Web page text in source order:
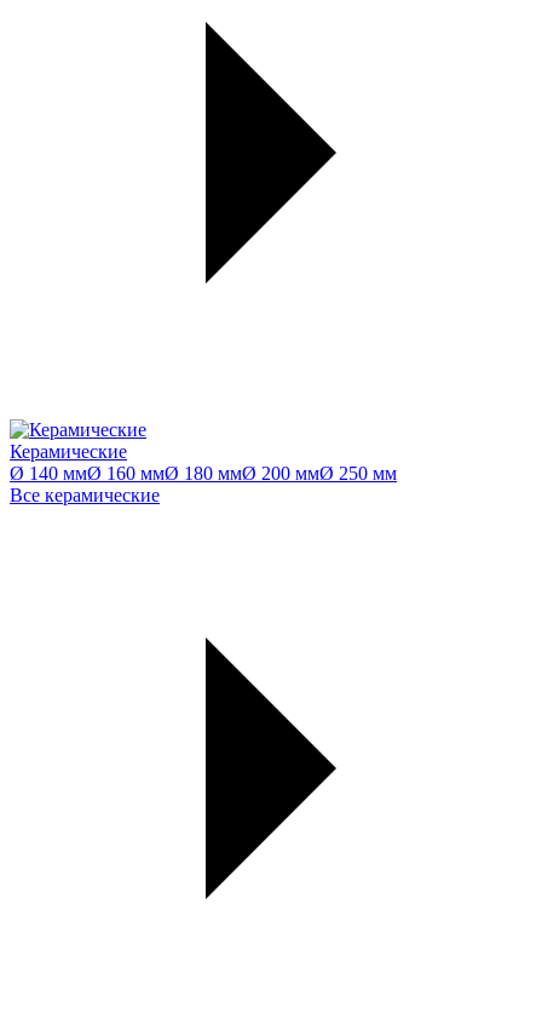
Керамические
Ø 140 ммØ 160 ммØ 180 ммØ 200 ммØ 250 мм
Все керамические